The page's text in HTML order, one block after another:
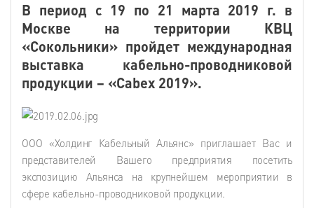
В период с 19 по 21 марта 2019 г. в
Москве на территории КВЦ
«Сокольники» пройдет международная
выставка кабельно-проводниковой
продукции – «Cabex 2019».
ООО «Холдинг Кабельный Альянс» приглашает Вас и
представителей Вашего предприятия посетить
экспозицию Альянса на крупнейшем мероприятии в
сфере кабельно-проводниковой продукции.